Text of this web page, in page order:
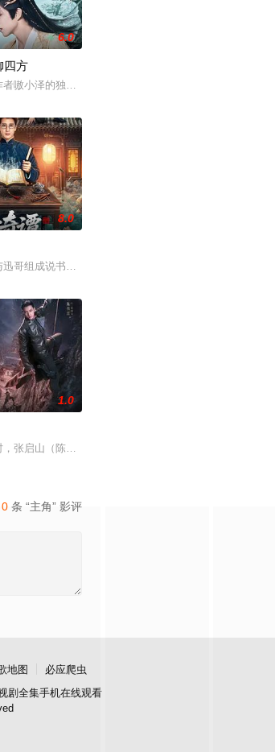
印记与深深联结。两人在命运波折中相互救赎、彼此
生物学意义上的喜欢。”那个夜晚，他脸颊微热，还听见
事。甲午战争后，国家蒙羞，张謇虽高中状元，却渴望
6.0
四方
嗷小泽的独家连载漫画《吾凰在上》。现代少女奚圆（
要案的艰难过程。案件设计采用 “积案牵现案” 模式
推向不死不休的对立绝境。而他们不知，对方正是自
公司
8.0
迅哥组成说书班子，偶遇“白天人住屋，晚上鬼占房”的阴
，蓬头垢面口齿不清。十年后的她才学满腹、冠盖
诈集团以求查出未婚妻离奇死亡的真相。两人联手查
令营”完成复仇的受害者；临终前与遗憾和解的“无用之
1.0
张启山（陈伟霆 饰）与吴老狗（曾舜晞 饰）强强联手
0 条 “主角” 影评
地图
必应爬虫
剧全集手机在线观看